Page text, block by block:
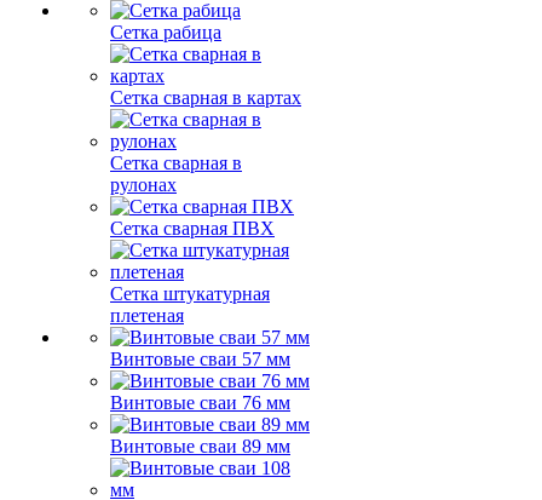
Сетка рабица
Сетка сварная в картах
Сетка сварная в
рулонах
Сетка сварная ПВХ
Сетка штукатурная
плетеная
Винтовые сваи 57 мм
Винтовые сваи 76 мм
Винтовые сваи 89 мм